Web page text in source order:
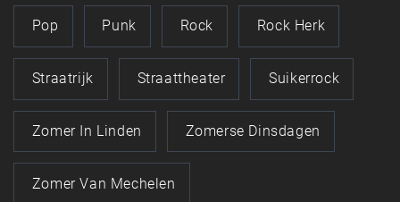
Pop Punk Rock Rock Herk
Straatrijk Straattheater Suikerrock
Zomer In Linden Zomerse Dinsdagen
Zomer Van Mechelen